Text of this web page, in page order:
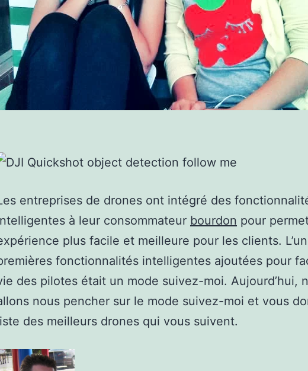
entreprises de drones ont intégré des
à leur consommateur bourdon pour
plus facile et meilleure pour les clients.
fonctionnalités intelligentes ajoutées pour
des pilotes était un mode suivez-moi. Aujourd’hui,
nous pencher sur le mode suivez-moi et vous
des meilleurs drones qui vous suivent.